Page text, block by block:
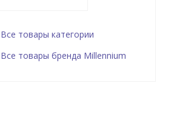
Все товары категории
Все товары бренда Millennium